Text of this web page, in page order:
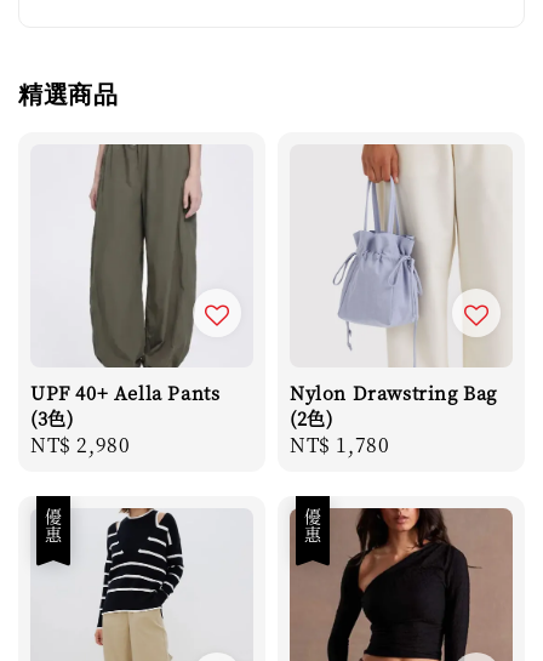
精選商品
UPF 40+ Aella Pants
(3色)
Regular
NT$ 2,980
Nylon Drawstring Bag
(2色)
Regular
NT$ 1,780
優惠 優惠